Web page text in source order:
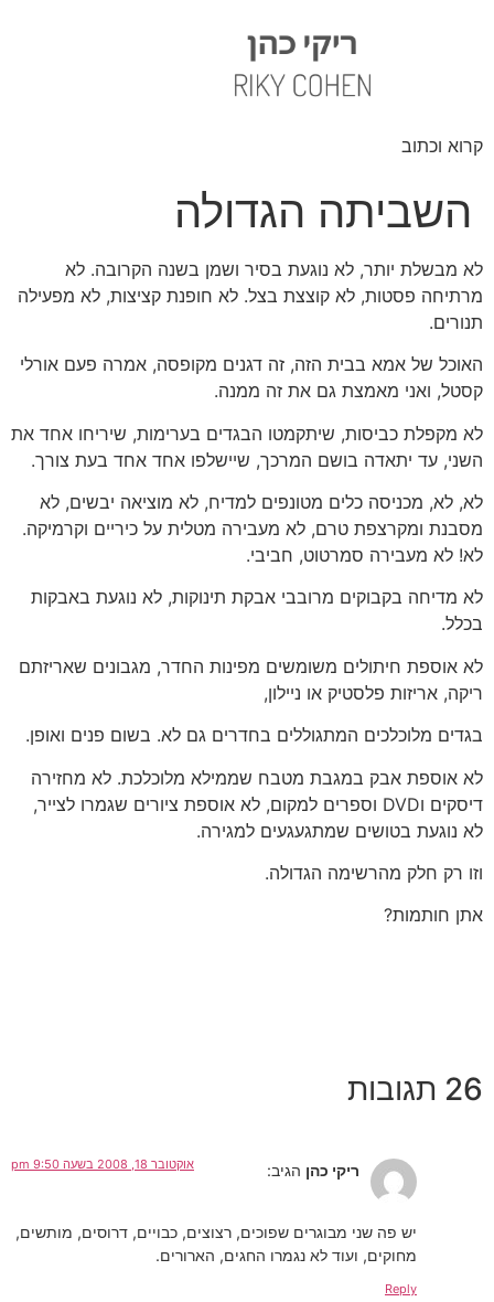
קרוא וכתוב
השביתה הגדולה
לא מבשלת יותר, לא נוגעת בסיר ושמן בשנה הקרובה. לא
מרתיחה פסטות, לא קוצצת בצל. לא חופנת קציצות, לא מפעילה
תנורים.
האוכל של אמא בבית הזה, זה דגנים מקופסה, אמרה פעם אורלי
קסטל, ואני מאמצת גם את זה ממנה.
לא מקפלת כביסות, שיתקמטו הבגדים בערימות, שיריחו אחד את
השני, עד יתאדה בושם המרכך, שיישלפו אחד אחד בעת צורך.
לא, לא, מכניסה כלים מטונפים למדיח, לא מוציאה יבשים, לא
מסבנת ומקרצפת טרם, לא מעבירה מטלית על כיריים וקרמיקה.
לא! לא מעבירה סמרטוט, חביבי.
לא מדיחה בקבוקים מרובבי אבקת תינוקות, לא נוגעת באבקות
בכלל.
לא אוספת חיתולים משומשים מפינות החדר, מגבונים שאריזתם
ריקה, אריזות פלסטיק או ניילון,
בגדים מלוכלכים המתגוללים בחדרים גם לא. בשום פנים ואופן.
לא אוספת אבק במגבת מטבח שממילא מלוכלכת. לא מחזירה
דיסקים וDVD וספרים למקום, לא אוספת ציורים שגמרו לצייר,
לא נוגעת בטושים שמתגעגעים למגירה.
וזו רק חלק מהרשימה הגדולה.
אתן חותמות?
26 תגובות
ריקי כהן הגיב: אוקטובר 18, 2008 בשעה 9:50 pm
יש פה שני מבוגרים שפוכים, רצוצים, כבויים, דרוסים, מותשים,
מחוקים, ועוד לא נגמרו החגים, הארורים.
Reply